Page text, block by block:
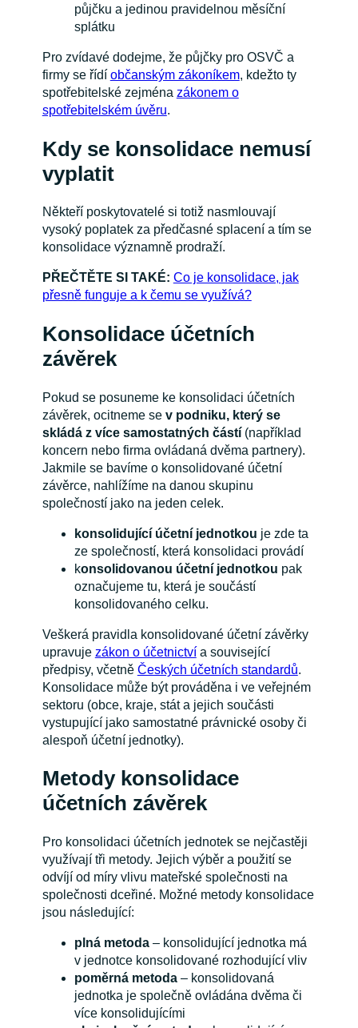
půjčku a jedinou pravidelnou měsíční
splátku
Pro zvídavé dodejme, že půjčky pro OSVČ a
firmy se řídí občanským zákoníkem, kdežto ty
spotřebitelské zejména zákonem o
spotřebitelském úvěru.
Kdy se konsolidace nemusí
vyplatit
Někteří poskytovatelé si totiž nasmlouvají
vysoký poplatek za předčasné splacení a tím se
konsolidace významně prodraží.
PŘEČTĚTE SI TAKÉ: Co je konsolidace, jak
přesně funguje a k čemu se využívá?
Konsolidace účetních
závěrek
Pokud se posuneme ke konsolidaci účetních
závěrek, ocitneme se v podniku, který se
skládá z více samostatných částí (například
koncern nebo firma ovládaná dvěma partnery).
Jakmile se bavíme o konsolidované účetní
závěrce, nahlížíme na danou skupinu
společností jako na jeden celek.
konsolidující účetní jednotkou je zde ta
ze společností, která konsolidaci provádí
konsolidovanou účetní jednotkou pak
označujeme tu, která je součástí
konsolidovaného celku.
Veškerá pravidla konsolidované účetní závěrky
upravuje zákon o účetnictvía související
předpisy, včetně Českých účetních standardů.
Konsolidace může být prováděna i ve veřejném
sektoru (obce, kraje, stát a jejich součásti
vystupující jako samostatné právnické osoby či
alespoň účetní jednotky).
Metody konsolidace
účetních závěrek
Pro konsolidaci účetních jednotek se nejčastěji
využívají tři metody. Jejich výběr a použití se
odvíjí od míry vlivu mateřské společnosti na
společnosti dceřiné. Možné metody konsolidace
jsou následující:
plná metoda– konsolidující jednotka má
v jednotce konsolidované rozhodující vliv
poměrná metoda– konsolidovaná
jednotka je společně ovládána dvěma či
více konsolidujícími